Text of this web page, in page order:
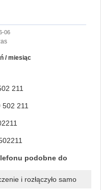
/ miesiąc
06
211
211
podobne do
i rozłączyło samo